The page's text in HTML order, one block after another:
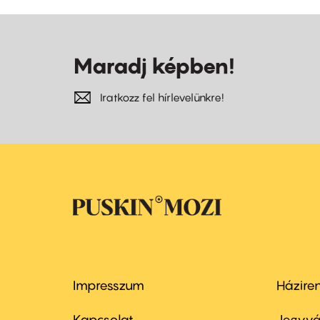
Maradj képben!
Iratkozz fel hírlevelünkre!
Footer
Impresszum